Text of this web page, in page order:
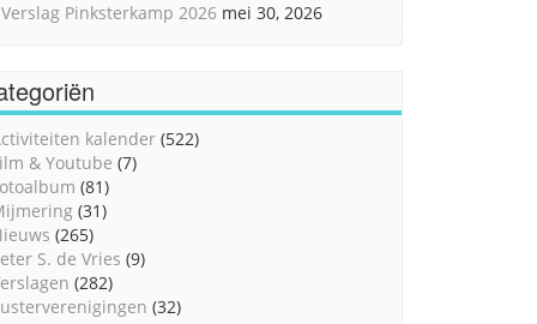
Verslag Pinksterkamp 2026 mei 30, 2026
kalender (522)
& Youtube (7)
(81)
(31)
(265)
S. de Vries (9)
(282)
(32)